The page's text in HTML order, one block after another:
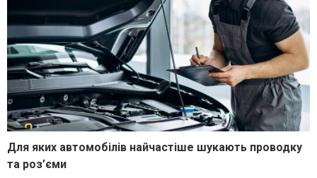
Для яких автомобілів найчастіше шукають проводку
та роз’єми